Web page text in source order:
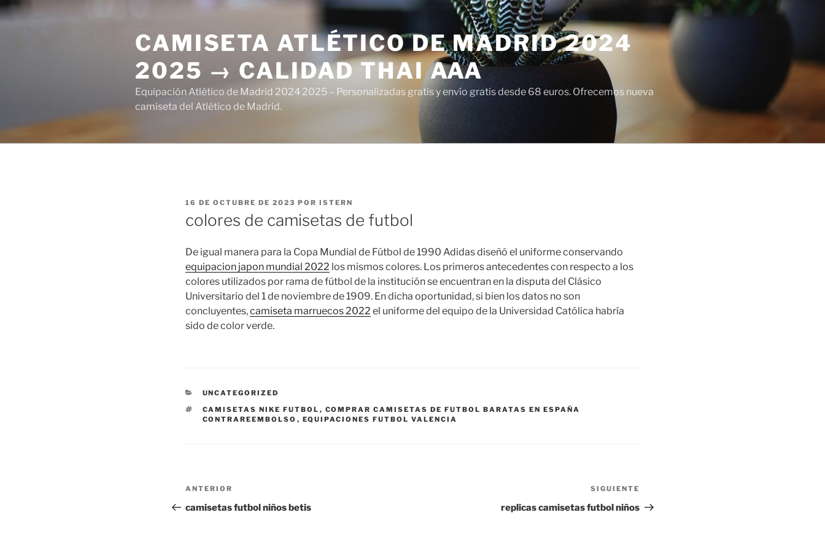
Saltar
al
CAMISETA ATLÉTICO DE MADRID 2024
2025 → CALIDAD THAI AAA
Equipación Atlético de Madrid 2024 2025 – Personalizadas gratis y envío gratis desde 68 euros. Ofrecemos nueva
camiseta del Atlético de Madrid.
PUBLICADO
16 DE OCTUBRE DE 2023 POR ISTERN
colores de camisetas de futbol
De igual manera para la Copa Mundial de Fútbol de 1990 Adidas diseñó el uniforme conservando
equipacion japon mundial 2022 los mismos colores. Los primeros antecedentes con respecto a los
colores utilizados por rama de fútbol de la institución se encuentran en la disputa del Clásico
Universitario del 1 de noviembre de 1909. En dicha oportunidad, si bien los datos no son
concluyentes,camiseta marruecos 2022 el uniforme del equipo de la Universidad Católica habría
sido de color verde.
CATEGORÍAS
UNCATEGORIZED
ETIQUETAS
CAMISETAS NIKE FUTBOL , COMPRAR CAMISETAS DE FUTBOL BARATAS EN ESPAÑA
CONTRAREEMBOLSO , EQUIPACIONES FUTBOL VALENCIA
Navegación
de
Entrada
anterior:
ANTERIOR
camisetas futbol niños betis
entrada
SIGUIENTE
replicas camisetas futbol niños